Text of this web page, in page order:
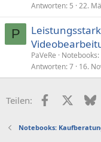
Antworten 5 22.
P
PaVeRe
Antworten 7 16.
Teilen: Facebook
X
Notebooks: